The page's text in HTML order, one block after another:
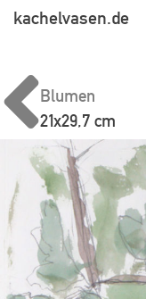
Skipkachelvasen.de
Blumen
21x29,7 cm